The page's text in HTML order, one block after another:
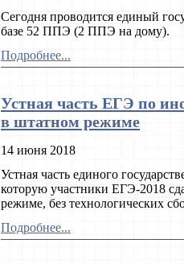
Сегодня проводится единый
базе 52 ППЭ (2 ППЭ на дому).
Подробнее...
Устная часть ЕГЭ по
в штатном режиме
14 июня 2018
Устная часть единого
которую участники ЕГЭ-2018
режиме, без технологических
Подробнее...